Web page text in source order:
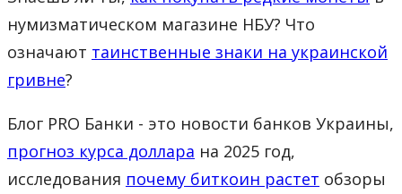
нумизматическом магазине НБУ? Что
означают таинственные знаки на украинской
гривне?
Блог PRO Банки - это новости банков Украины,
прогноз курса доллара на 2025 год,
исследования почему биткоин растет обзоры